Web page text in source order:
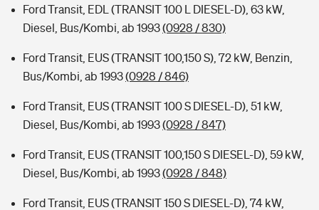
Ford Transit, EDL (TRANSIT 100 L DIESEL-D), 63 kW,
Diesel, Bus/Kombi, ab 1993(0928 / 830)
Ford Transit, EUS (TRANSIT 100,150 S), 72 kW, Benzin,
Bus/Kombi, ab 1993(0928 / 846)
Ford Transit, EUS (TRANSIT 100 S DIESEL-D), 51 kW,
Diesel, Bus/Kombi, ab 1993(0928 / 847)
Ford Transit, EUS (TRANSIT 100,150 S DIESEL-D), 59 kW,
Diesel, Bus/Kombi, ab 1993(0928 / 848)
Ford Transit, EUS (TRANSIT 150 S DIESEL-D), 74 kW,